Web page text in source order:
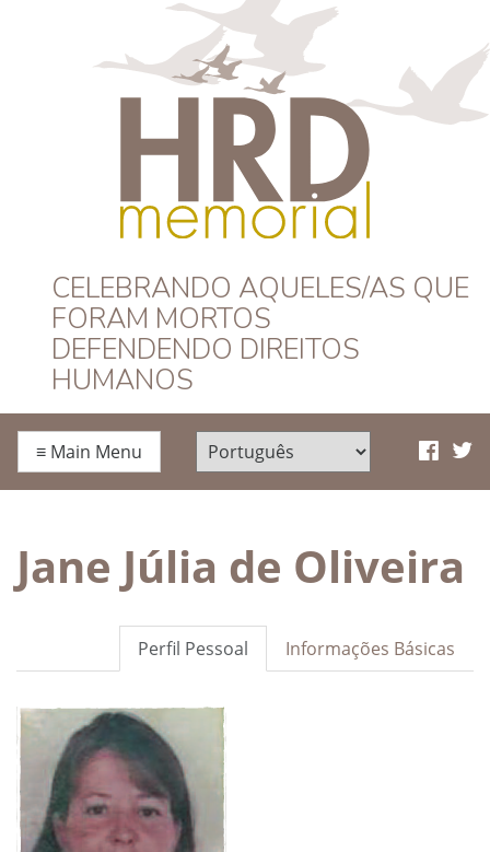
HRD Memorial –
Português
CELEBRANDO AQUELES/AS QUE
FORAM MORTOS
DEFENDENDO DIREITOS
HUMANOS
≡ Main Menu
Jane Júlia de Oliveira
Informações Básicas
Perfil Pessoal